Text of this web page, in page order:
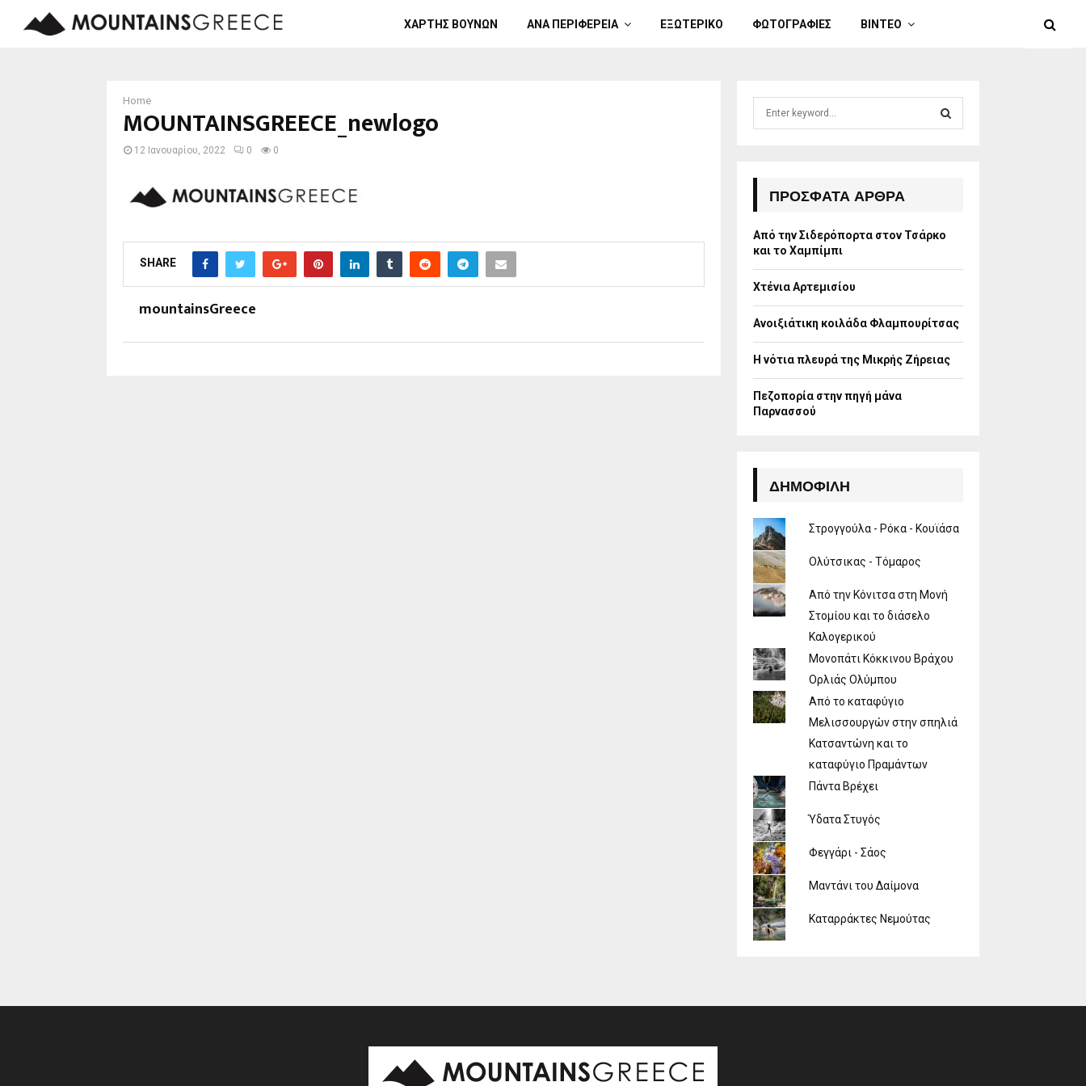
ΧΑΡΤΗΣ ΒΟΥΝΩΝ ΑΝΑ ΠΕΡΙΦΕΡΕΙΑ ΕΞΩΤΕΡΙΚΟ ΦΩΤΟΓΡΑΦΙΕΣ ΒΙΝΤΕΟ
Home
MOUNTAINSGREECE_newlogo
12 Ιανουαρίου, 2022 0 0
SHARE
mountainsGreece
r
:
R
H
ΠΡΌΣΦΑΤΑ ΆΡΘΡΑ
Από την Σιδερόπορτα στον Τσάρκο
και το Χαμπίμπι
Χτένια Αρτεμισίου
Ανοιξιάτικη κοιλάδα Φλαμπουρίτσας
Η νότια πλευρά της Μικρής Ζήρειας
Πεζοπορία στην πηγή μάνα
Παρνασσού
ΔΗΜΟΦΙΛΉ
Στρογγούλα - Ρόκα - Κουϊάσα
Ολύτσικας - Τόμαρος
Από την Κόνιτσα στη Μονή
Στομίου και το διάσελο
Καλογερικού
Μονοπάτι Κόκκινου Βράχου
Ορλιάς Ολύμπου
Από το καταφύγιο
Μελισσουργών στην σπηλιά
Κατσαντώνη και το
καταφύγιο Πραμάντων
Πάντα Βρέχει
Ύδατα Στυγός
Φεγγάρι - Σάος
Μαντάνι του Δαίμονα
Καταρράκτες Νεμούτας